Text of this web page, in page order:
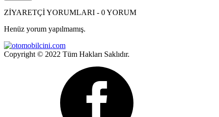
ZİYARETÇİ YORUMLARI - 0 YORUM
Henüz yorum yapılmamış.
Copyright © 2022 Tüm Hakları Saklıdır.